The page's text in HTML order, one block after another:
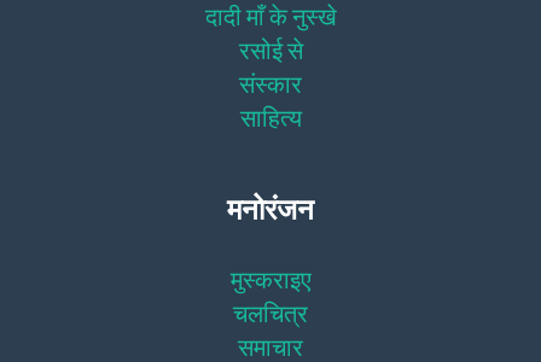
दादी माँ के नुस्खे
रसोई से
संस्कार
साहित्य
मनोरंजन
मुस्कराइए
चलचित्र
समाचार